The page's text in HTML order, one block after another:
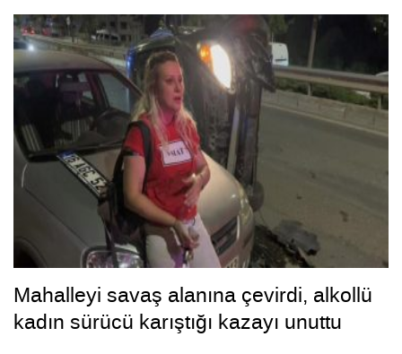
Mahalleyi savaş alanına çevirdi, alkollü
kadın sürücü karıştığı kazayı unuttu